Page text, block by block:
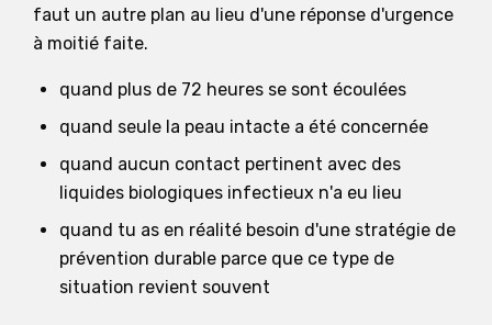
faut un autre plan au lieu d'une réponse d'urgence
à moitié faite.
quand plus de 72 heures se sont écoulées
quand seule la peau intacte a été concernée
quand aucun contact pertinent avec des
liquides biologiques infectieux n'a eu lieu
quand tu as en réalité besoin d'une stratégie de
prévention durable parce que ce type de
situation revient souvent